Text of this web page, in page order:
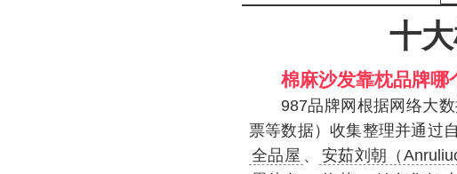
十
棉麻沙发靠枕品牌哪
987品牌网根据网络大
票等数据）收集整理并通过
全品屋 、 安茹刘朝（